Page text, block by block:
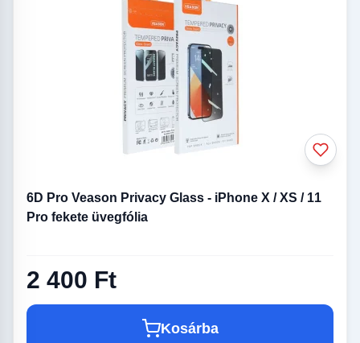
6D Pro Veason Privacy Glass - iPhone X / XS / 11
Pro fekete üvegfólia
2 400 Ft
Kosárba